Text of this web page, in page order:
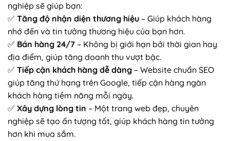
nghiệp sẽ giúp bạn:
✅ Tăng độ nhận diện thương hiệu – Giúp khách hàng
nhớ đến và tin tưởng thương hiệu của bạn hơn.
✅ Bán hàng 24/7 – Không bị giới hạn bởi thời gian hay
địa điểm, giúp tăng doanh thu vượt bậc.
✅ Tiếp cận khách hàng dễ dàng – Website chuẩn SEO
giúp tăng thứ hạng trên Google, tiếp cận hàng ngàn
khách hàng tiềm năng mỗi ngày.
✅ Xây dựng lòng tin – Một trang web đẹp, chuyên
nghiệp sẽ tạo ấn tượng tốt, giúp khách hàng tin tưởng
hơn khi mua sắm.